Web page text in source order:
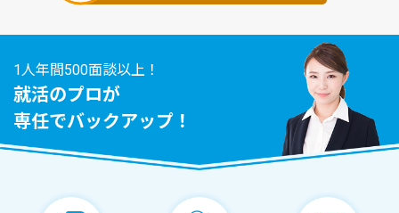
1人年間500面談以上！
就活のプロが
専任でバックアップ！